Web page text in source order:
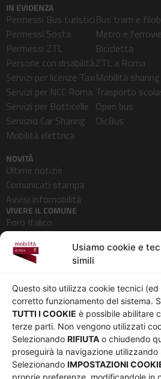
Usiamo cookie e
simili
Questo sito utilizza cookie tecnici (ed
corretto funzionamento del sistema.
TUTTI I COOKIE è possibile abilitare
terze parti. Non vengono utilizzati
Selezionando RIFIUTA o chiudendo
proseguirà la navigazione utilizzando
Selezionando IMPOSTAZIONI
proprie preferenze, modificandole in
IN EVIDENZA
Permessi Bus turistici
Permessi Sosta
Permessi ZTL
Persone con disabilità
Servizi per licenze Taxi
Servizi per NCC Roma
Servizi per Botticelle
Servizio Car Sharing
Mobilità elettrica
Bus tram e
Metro e ferrovie
Bicicletta
ZTL a Roma
Mobilità sharing
Trasporto
Open bus
ClicBus
NOVITÀ
Ultime notizie
Comunicati stampa
Avvisi infomobilità
VIVERE IL COMUNE
Foro Italico
Pedonalizzazioni
Aeroporti
Chi siamo
Governance
Whistleblowing
Co-Marketing
Social media policy
Informativa Cookie
Informativa Sito web e
Privacy
Parità di
Bandi e
Note